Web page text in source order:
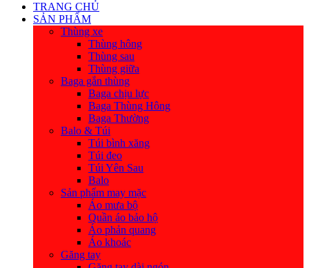
TRANG CHỦ
SẢN PHẨM
Thùng xe
Thùng hông
Thùng sau
Thùng giữa
Baga gắn thùng
Baga chịu lực
Baga Thùng Hông
Baga Thường
Balo & Túi
Túi bình xăng
Túi đeo
Túi Yên Sau
Balo
Sản phẩm may mặc
Áo mưa bộ
Quần áo bảo hộ
Áo phản quang
Áo khoác
Găng tay